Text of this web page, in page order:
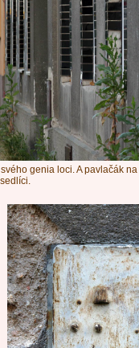
genia loci. A pavlačák